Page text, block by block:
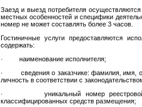
Заезд и выезд потребителя
местных особенностей и специфики
номер не может составлять более 3 часов.
Гостиничные услуги предоставляются
содержать:
· наименование исполнителя;
· сведения о заказчике: фамилия, имя,
личность в соответствии с
· уникальный номер реестровой
классифицированных средств размещения;